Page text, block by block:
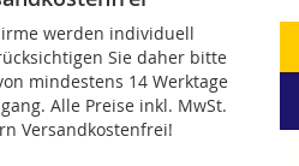
werden individuell
Sie daher bitte
mindestens 14 Werktage
Alle Preise inkl. MwSt.
Versandkostenfrei!